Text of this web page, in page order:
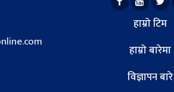
हाम्रो टिम
हाम्रो बारेमा
विज्ञापन बारे